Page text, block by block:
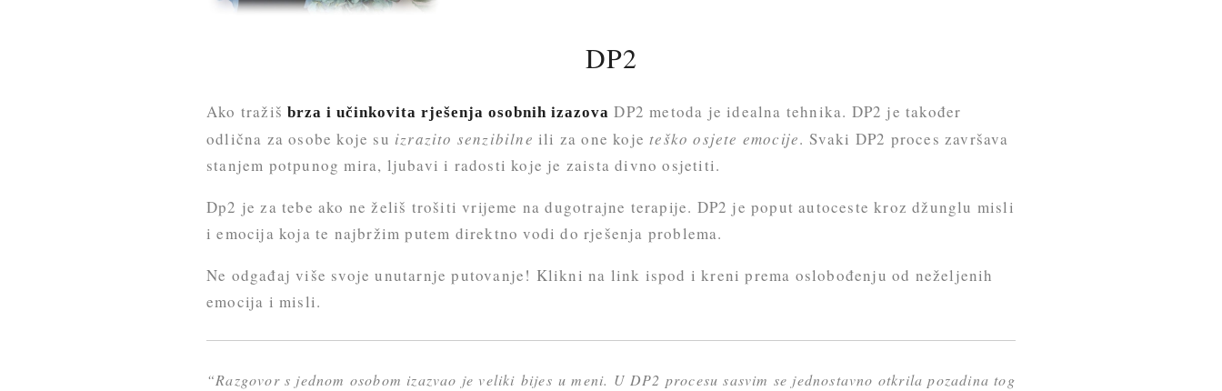
DP2
Ako tražišbrza i učinkovita rješenja osobnih izazova DP2 metoda je idealna tehnika. DP2 je također
odlična za osobe koje su izrazito senzibilne ili za one kojeteško osjete emocije. Svaki DP2 proces završava
stanjem potpunog mira, ljubavi i radosti koje je zaista divno osjetiti.
Dp2 je za tebe ako ne želiš trošiti vrijeme na dugotrajne terapije. DP2 je poput autoceste kroz džunglu misli
i emocija koja te najbržim putem direktno vodi do rješenja problema.
Ne odgađaj više svoje unutarnje putovanje! Klikni na link ispod i kreni prema oslobođenju od neželjenih
emocija i misli.
“Razgovor s jednom osobom izazvao je veliki bijes u meni. U DP2 procesu sasvim se jednostavno otkrila pozadina tog